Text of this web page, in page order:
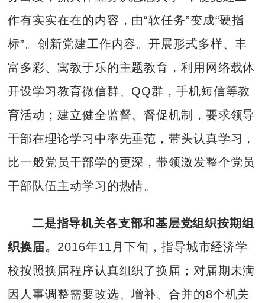
作有实实在在的内容，由“软任务”变成“硬指
标”。创新党建工作内容。开展形式多样、丰
富多彩、寓教于乐的主题教育，利用网络载体
开设学习教育微信群、QQ群，手机短信等教
育活动；建立健全监督、督促机制，要求领导
干部在理论学习中率先垂范，带头认真学习，
比一般党员干部学的更深，带领激发整个党员
干部队伍主动学习的热情。
二是指导机关各支部和基层党组织按期组
织换届。 2016年11月下旬，指导城市经济学
校按照换届程序认真组织了换届；对届期未满
因人事调整需要改选、增补、合并的8个机关